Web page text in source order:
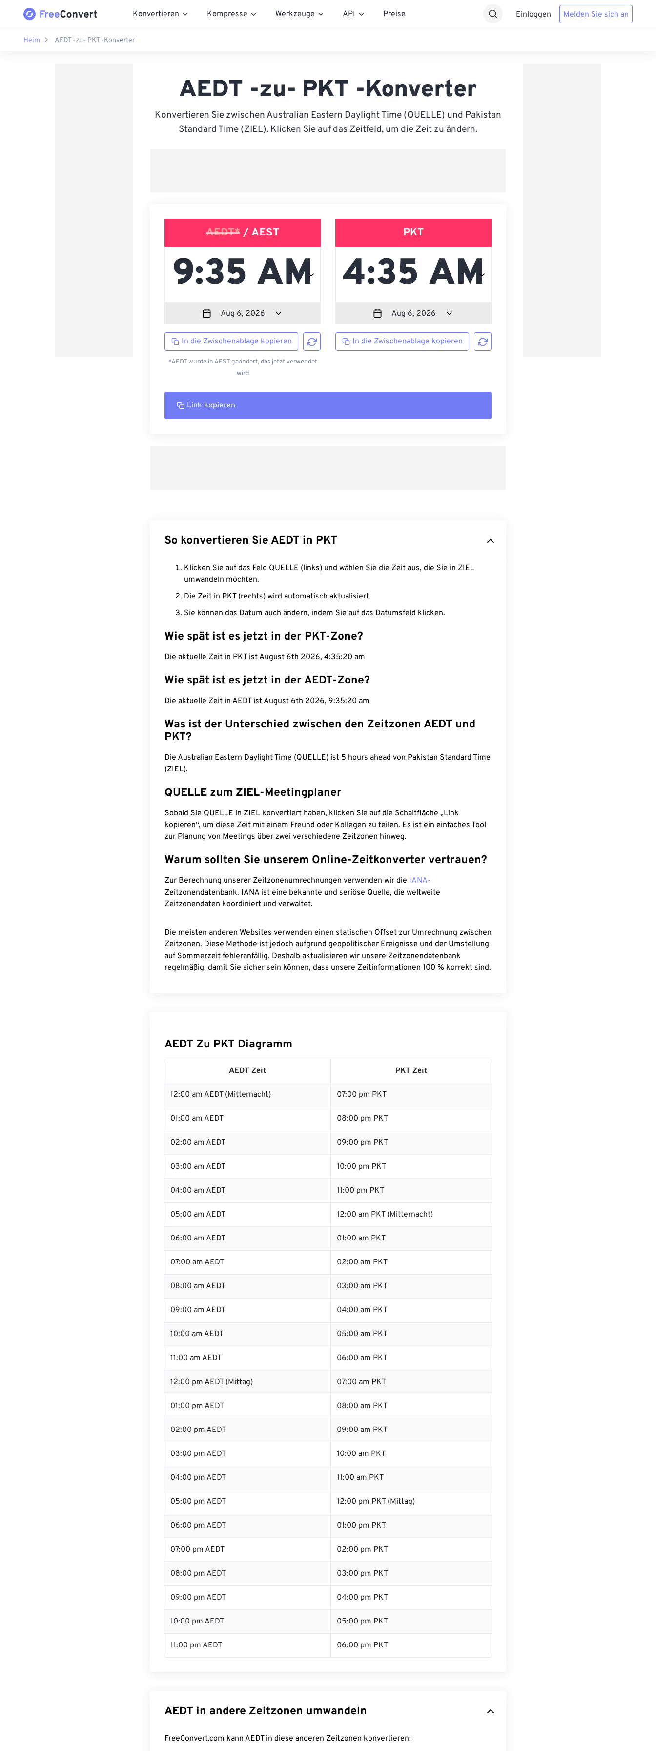
Konvertieren Kompresse Werkzeuge API Preise Einloggen Melden Sie sich an
Heim AEDT -zu- PKT -Konverter
AEDT -zu- PKT -Konverter
Konvertieren Sie zwischen Australian Eastern Daylight Time (QUELLE) und Pakistan
Standard Time (ZIEL). Klicken Sie auf das Zeitfeld, um die Zeit zu ändern.
AEDT* / AEST
In die Zwischenablage kopieren
*AEDT wurde in AEST geändert, das jetzt verwendet
wird
PKT
In die Zwischenablage kopieren
Link kopieren
So konvertieren Sie AEDT in PKT
Klicken Sie auf das Feld QUELLE (links) und wählen Sie die Zeit aus, die Sie in ZIEL
umwandeln möchten.
Die Zeit in PKT (rechts) wird automatisch aktualisiert.
Sie können das Datum auch ändern, indem Sie auf das Datumsfeld klicken.
Wie spät ist es jetzt in der PKT-Zone?
Die aktuelle Zeit in PKT ist August 6th 2026, 4:35:21 am
Wie spät ist es jetzt in der AEDT-Zone?
Die aktuelle Zeit in AEDT ist August 6th 2026, 9:35:21 am
Was ist der Unterschied zwischen den Zeitzonen AEDT und
PKT?
Die Australian Eastern Daylight Time (QUELLE) ist 5 hours ahead von Pakistan Standard Time
(ZIEL).
QUELLE zum ZIEL-Meetingplaner
Sobald Sie QUELLE in ZIEL konvertiert haben, klicken Sie auf die Schaltfläche „Link
kopieren“, um diese Zeit mit einem Freund oder Kollegen zu teilen. Es ist ein einfaches Tool
zur Planung von Meetings über zwei verschiedene Zeitzonen hinweg.
Warum sollten Sie unserem Online-Zeitkonverter vertrauen?
Zur Berechnung unserer Zeitzonenumrechnungen verwenden wir die IANA-
Zeitzonendatenbank. IANA ist eine bekannte und seriöse Quelle, die weltweite
Zeitzonendaten koordiniert und verwaltet.
Die meisten anderen Websites verwenden einen statischen Offset zur Umrechnung zwischen
Zeitzonen. Diese Methode ist jedoch aufgrund geopolitischer Ereignisse und der Umstellung
auf Sommerzeit fehleranfällig. Deshalb aktualisieren wir unsere Zeitzonendatenbank
regelmäßig, damit Sie sicher sein können, dass unsere Zeitinformationen 100 % korrekt sind.
AEDT Zu PKT Diagramm
AEDT Zeit PKT Zeit
12:00 am AEDT (Mitternacht) 07:00 pm PKT
01:00 am AEDT 08:00 pm PKT
02:00 am AEDT 09:00 pm PKT
03:00 am AEDT 10:00 pm PKT
04:00 am AEDT 11:00 pm PKT
05:00 am AEDT 12:00 am PKT (Mitternacht)
06:00 am AEDT 01:00 am PKT
07:00 am AEDT 02:00 am PKT
08:00 am AEDT 03:00 am PKT
09:00 am AEDT 04:00 am PKT
10:00 am AEDT 05:00 am PKT
11:00 am AEDT 06:00 am PKT
12:00 pm AEDT (Mittag) 07:00 am PKT
01:00 pm AEDT 08:00 am PKT
02:00 pm AEDT 09:00 am PKT
03:00 pm AEDT 10:00 am PKT
04:00 pm AEDT 11:00 am PKT
05:00 pm AEDT 12:00 pm PKT (Mittag)
06:00 pm AEDT 01:00 pm PKT
07:00 pm AEDT 02:00 pm PKT
08:00 pm AEDT 03:00 pm PKT
09:00 pm AEDT 04:00 pm PKT
10:00 pm AEDT 05:00 pm PKT
11:00 pm AEDT 06:00 pm PKT
AEDT in andere Zeitzonen umwandeln
FreeConvert.com kann AEDT in diese anderen Zeitzonen konvertieren: